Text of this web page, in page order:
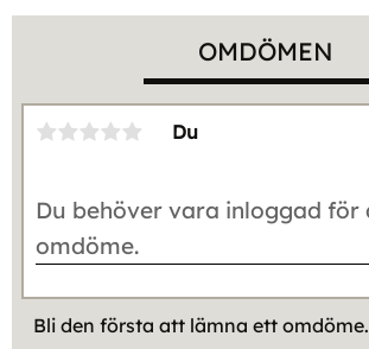
OMDÖMEN
Du
Bli den första att lämna ett omdöme.